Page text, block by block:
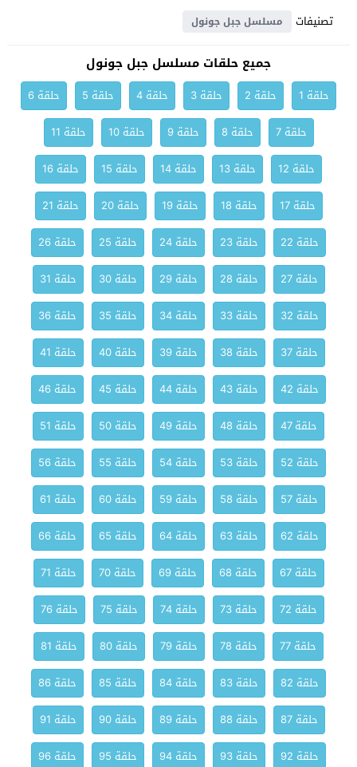
تصنيفات
مسلسل جبل جونول
جميع حلقات مسلسل جبل جونول
حلقة 1 حلقة 2 حلقة 3 حلقة 4 حلقة 5
حلقة 6
حلقة 7
حلقة 8 حلقة 9 حلقة 10
حلقة 11
حلقة 12
حلقة 13 حلقة 14 حلقة 15
حلقة 16
حلقة 17
حلقة 18 حلقة 19 حلقة 20
حلقة 21
حلقة 22
حلقة 23 حلقة 24 حلقة 25
حلقة 26
حلقة 27
حلقة 28 حلقة 29 حلقة 30
حلقة 31
حلقة 32
حلقة 33 حلقة 34 حلقة 35
حلقة 36
حلقة 37
حلقة 38 حلقة 39 حلقة 40
حلقة 41
حلقة 42
حلقة 43 حلقة 44 حلقة 45
حلقة 46
حلقة 47
حلقة 48 حلقة 49 حلقة 50
حلقة 51
حلقة 52
حلقة 53 حلقة 54 حلقة 55
حلقة 56
حلقة 57
حلقة 58 حلقة 59 حلقة 60
حلقة 61
حلقة 62
حلقة 63 حلقة 64 حلقة 65
حلقة 66
حلقة 67
حلقة 68 حلقة 69 حلقة 70
حلقة 71
حلقة 72
حلقة 73 حلقة 74 حلقة 75
حلقة 76
حلقة 77
حلقة 78 حلقة 79 حلقة 80
حلقة 81
حلقة 82
حلقة 83 حلقة 84 حلقة 85
حلقة 86
حلقة 87
حلقة 88 حلقة 89 حلقة 90
حلقة 91
حلقة 92
حلقة 93 حلقة 94 حلقة 95
حلقة 96